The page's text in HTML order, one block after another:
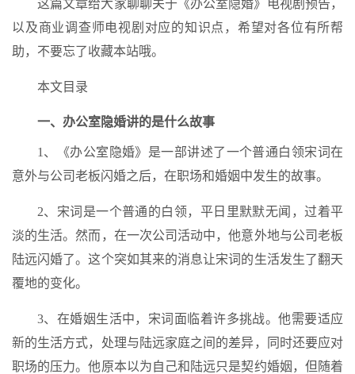
这篇文章给大家聊聊关于《办公室隐婚》电视剧预告，
以及商业调查师电视剧对应的知识点，希望对各位有所帮
助，不要忘了收藏本站哦。
本文目录
一、办公室隐婚讲的是什么故事
1、《办公室隐婚》是一部讲述了一个普通白领宋词在
意外与公司老板闪婚之后，在职场和婚姻中发生的故事。
2、宋词是一个普通的白领，平日里默默无闻，过着平
淡的生活。然而，在一次公司活动中，他意外地与公司老板
陆远闪婚了。这个突如其来的消息让宋词的生活发生了翻天
覆地的变化。
3、在婚姻生活中，宋词面临着许多挑战。他需要适应
新的生活方式，处理与陆远家庭之间的差异，同时还要应对
职场的压力。他原本以为自己和陆远只是契约婚姻，但随着